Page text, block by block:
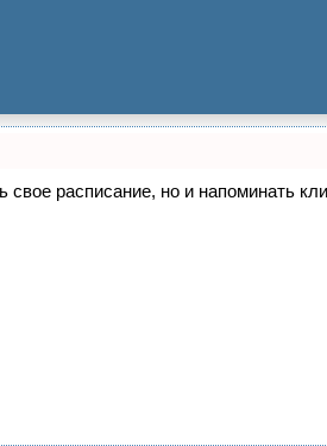
свое расписание, но и напоминать